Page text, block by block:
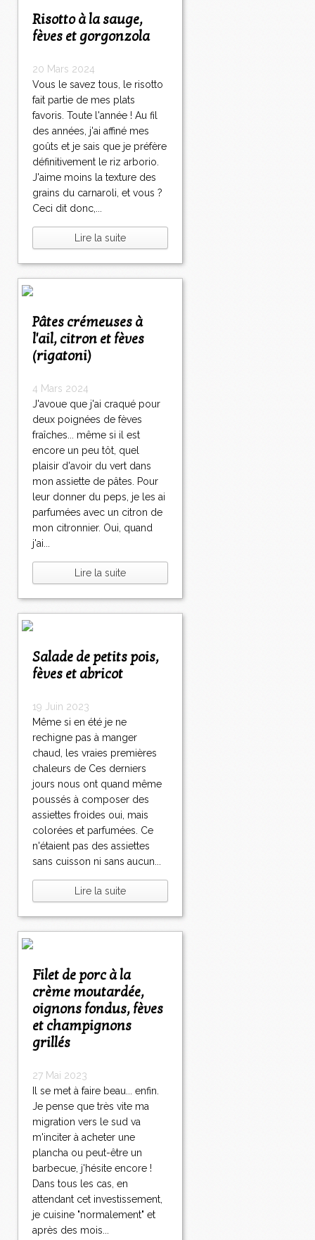
Risotto à la sauge,
fèves et gorgonzola
20 Mars 2024
Vous le savez tous, le risotto
fait partie de mes plats
favoris. Toute l'année ! Au fil
des années, j'ai affiné mes
goûts et je sais que je préfère
définitivement le riz arborio.
J'aime moins la texture des
grains du carnaroli, et vous ?
Ceci dit donc,...
Lire la suite
Pâtes crémeuses à
l'ail, citron et fèves
(rigatoni)
4 Mars 2024
J'avoue que j'ai craqué pour
deux poignées de fèves
fraîches... même si il est
encore un peu tôt, quel
plaisir d'avoir du vert dans
mon assiette de pâtes. Pour
leur donner du peps, je les ai
parfumées avec un citron de
mon citronnier. Oui, quand
j'ai...
Lire la suite
Salade de petits pois,
fèves et abricot
19 Juin 2023
Même si en été je ne
rechigne pas à manger
chaud, les vraies premières
chaleurs de Ces derniers
jours nous ont quand même
poussés à composer des
assiettes froides oui, mais
colorées et parfumées. Ce
n'étaient pas des assiettes
sans cuisson ni sans aucun...
Lire la suite
Filet de porc à la
crème moutardée,
oignons fondus, fèves
et champignons
grillés
27 Mai 2023
Il se met à faire beau... enfin.
Je pense que très vite ma
migration vers le sud va
m'inciter à acheter une
plancha ou peut-être un
barbecue, j'hésite encore !
Dans tous les cas, en
attendant cet investissement,
je cuisine "normalement" et
après des mois...